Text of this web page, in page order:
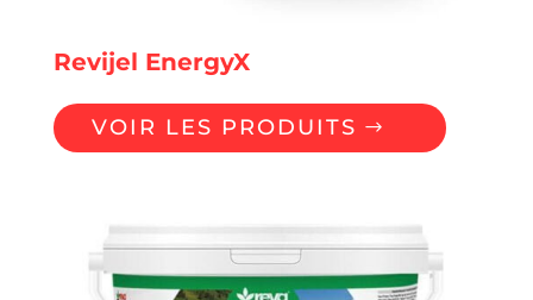
Revijel EnergyX
VOIR LES PRODUITS